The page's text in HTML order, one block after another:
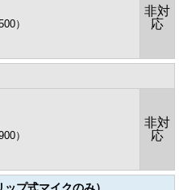
）
非対
応
）
非対
応
プ式マイクのみ）